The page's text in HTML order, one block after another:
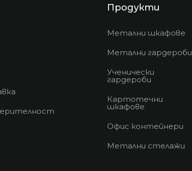
Продукти
Метални шкафове
Метални гардероби
Ученически
гардероби
Картотечни
шкафове
Офис контейнери
Метални стелажи